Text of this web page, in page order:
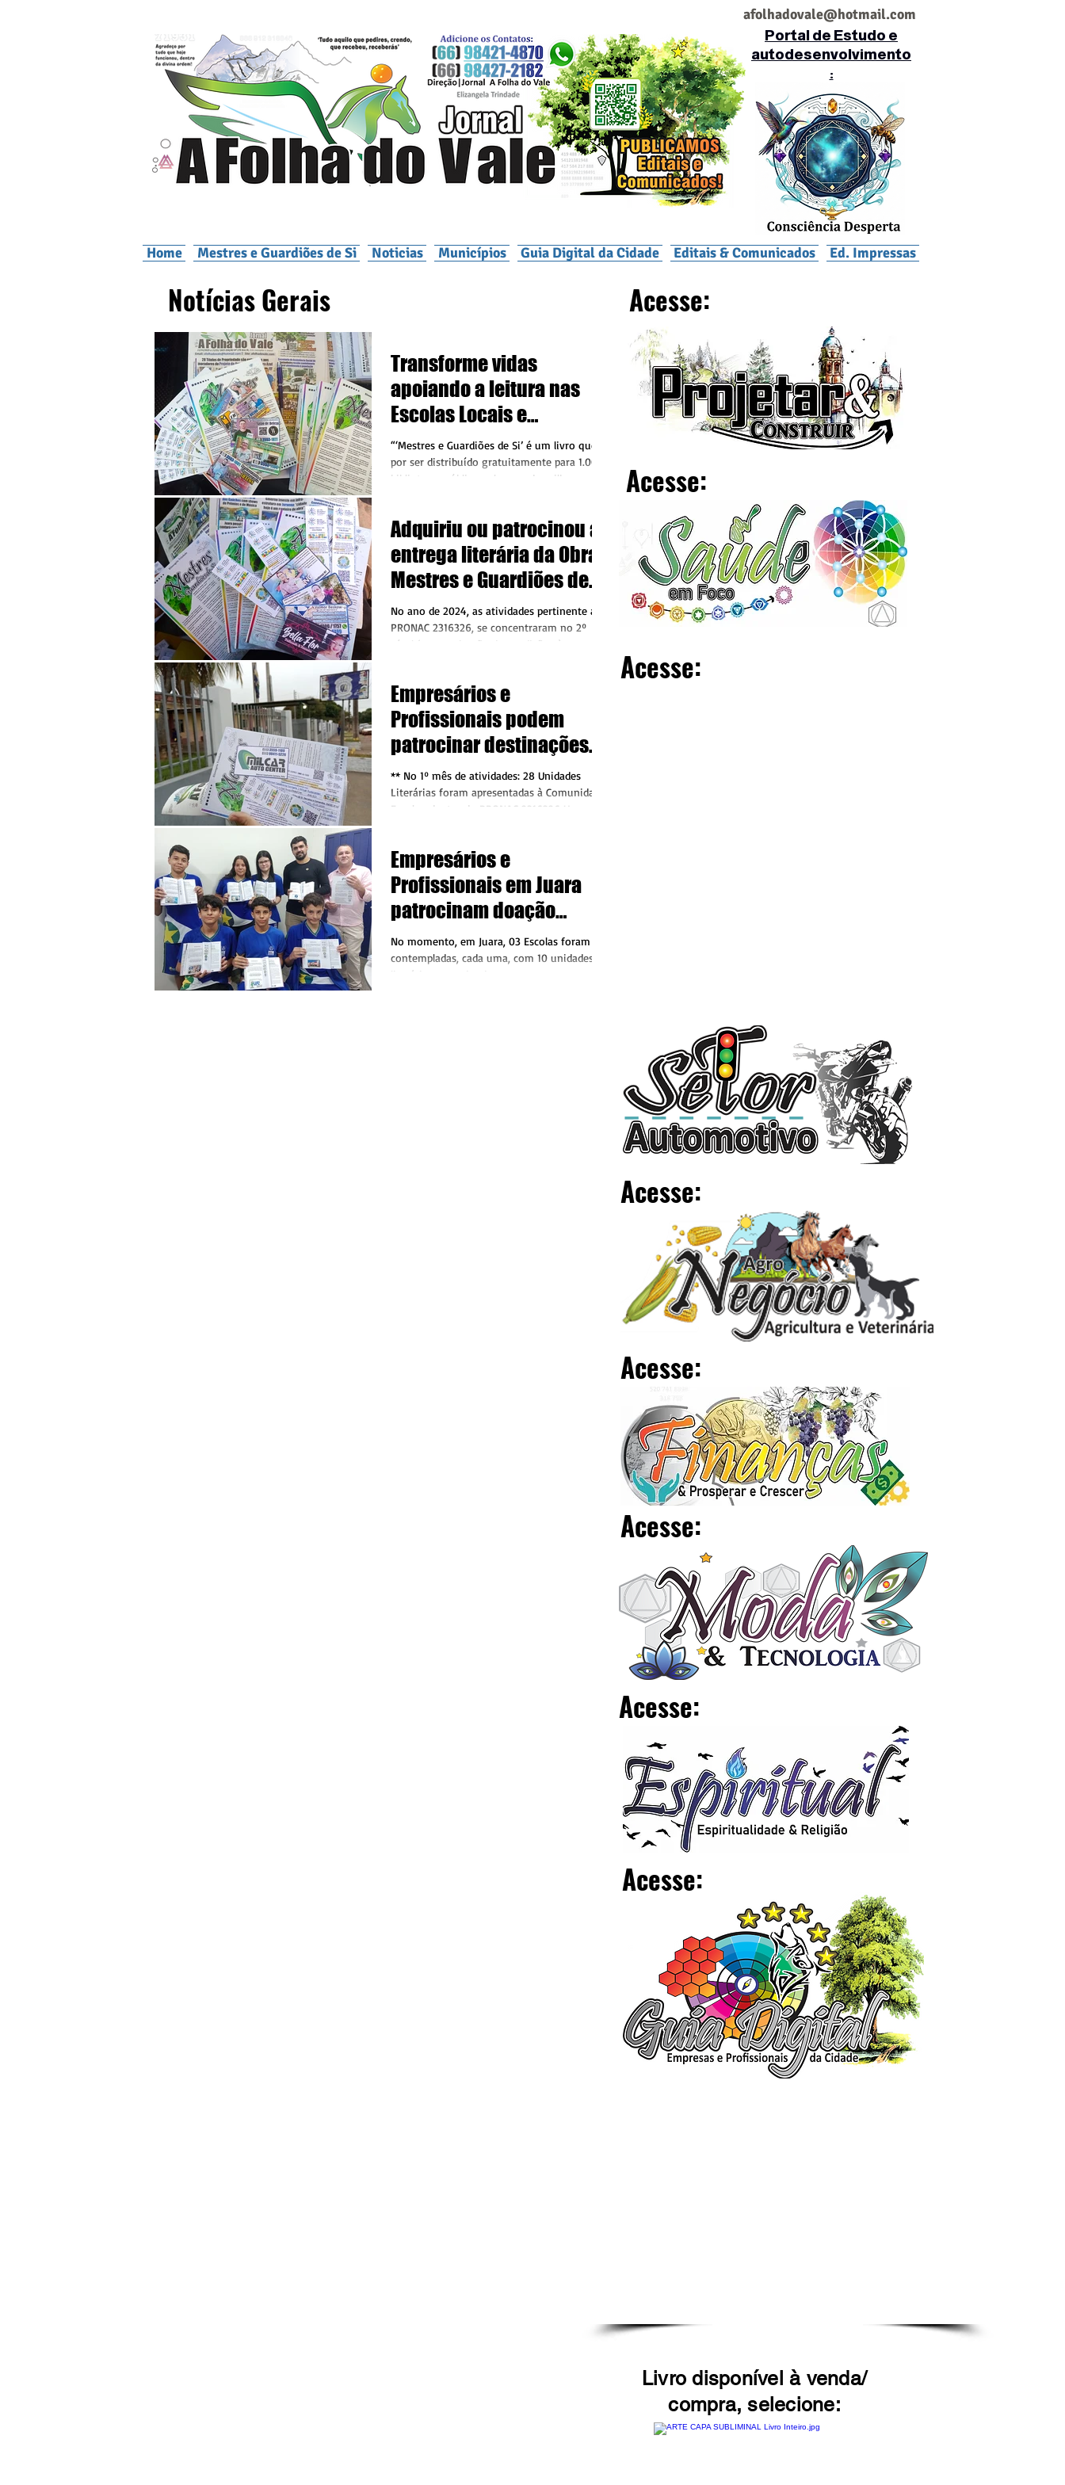
afolhadovale@hotmail.com
Portal de Estudo e
autodesenvolvimento
:
Home Mestres e Guardiões de Si Noticias Municípios Guia Digital da Cidade Editais & Comunicados Ed. Impressas
Notícias Gerais
Transforme vidas
apoiando a leitura nas
Escolas Locais e
bibliotecas públicas de
todo o Brasil
“‘Mestres e Guardiões de Si’ é um livro que
por ser distribuído gratuitamente para 1.000
bibliotecas públicas, alcançando milhares de...
Adquiriu ou patrocinou a
entrega literária da Obra:
Mestres e Guardiões de
Si. Vol.01?
No ano de 2024, as atividades pertinente ao
PRONAC 2316326, se concentraram no 2º
nível (oportunização de condições à quem
Empresários e
Profissionais podem
patrocinar destinações
literárias à Comunidade
Escolar, dentro de projeto
** No 1º mês de atividades: 28 Unidades
Literárias foram apresentadas à Comunidade
Escolar, dentro do PRONAC 2316326 Um
Empresários e
Profissionais em Juara
patrocinam doação
literária à 1ª Escola
Pública, dentro de projeto
No momento, em Juara, 03 Escolas foram
contempladas, cada uma, com 10 unidades
literárias patrocinadas por empresas e
Acesse:
Acesse:
Acesse:
Acesse:
Acesse:
Acesse:
Acesse:
Acesse:
Livro disponível à venda/
compra, selecione: